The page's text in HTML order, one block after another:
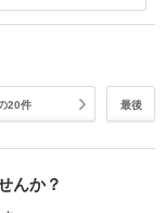
切れたようで良かっ
20件 最後
んか？